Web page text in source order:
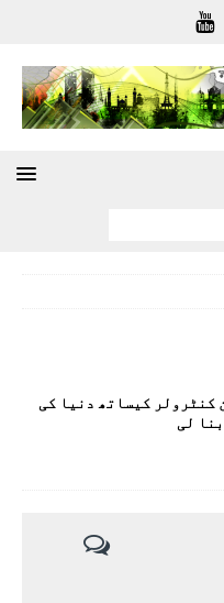
کنٹرولر کیساتھ دنیا کی
لی